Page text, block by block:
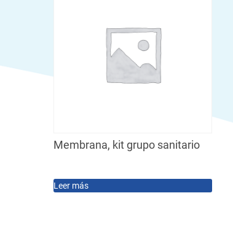
Membrana, kit grupo sanitario
Leer más